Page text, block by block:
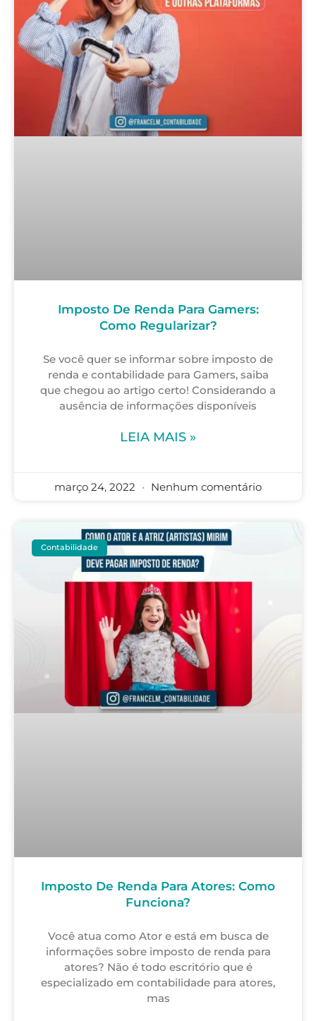
Imposto De Renda Para Gamers:
Como Regularizar?
Se você quer se informar sobre imposto de
renda e contabilidade para Gamers, saiba
que chegou ao artigo certo! Considerando a
ausência de informações disponíveis
LEIA MAIS »
março 24, 2022 Nenhum comentário
Contabilidade
Imposto De Renda Para Atores: Como
Funciona?
Você atua como Ator e está em busca de
informações sobre imposto de renda para
atores? Não é todo escritório que é
especializado em contabilidade para atores,
mas